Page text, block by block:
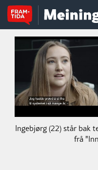
Ingebjørg (22) står bak
frå